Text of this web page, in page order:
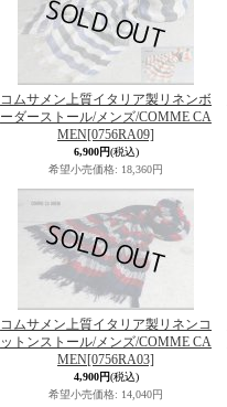
コムサメン上質イタリア製リネンボ
ーダーストール/メンズ/COMME CA
MEN[0756RA09]
6,900円(税込)
希望小売価格: 18,360円
コムサメン上質イタリア製リネンコ
ットンストール/メンズ/COMME CA
MEN[0756RA03]
4,900円(税込)
希望小売価格: 14,040円